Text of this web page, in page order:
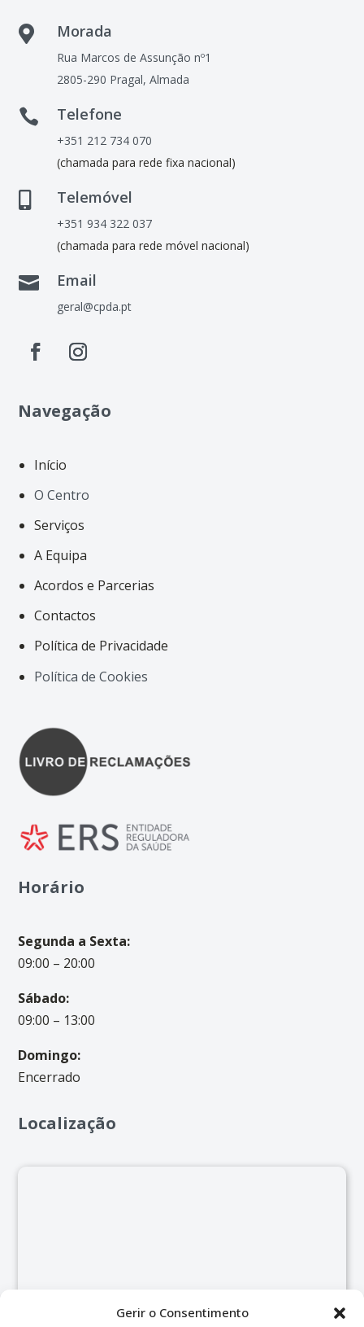
Gerir o Consentimento
 Morada
Rua Marcos de Assunção nº1
2805-290 Pragal, Almada
 Telefone
+351 212 734 070
(chamada para rede fixa nacional)
Telemóvel
+351 934 322 037
(chamada para rede móvel nacional)
 Email
geral@cpda.pt
Navegação
Início
O Centro
Serviços
A Equipa
Acordos e Parcerias
Contactos
Política de Privacidade
Política de Cookies
Horário
Segunda a Sexta:
09:00 – 20:00
Sábado:
09:00 – 13:00
Domingo:
Encerrado
Localização